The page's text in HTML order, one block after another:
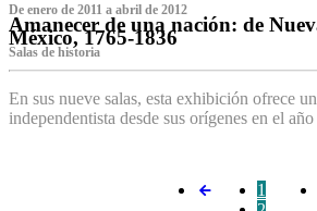
De enero de 2011 a abril de 2012
Amanecer de una nación: de
México, 1765-1836
Salas de historia
En sus nueve salas, esta exhibición ofrece
independentista desde sus orígenes en el
1